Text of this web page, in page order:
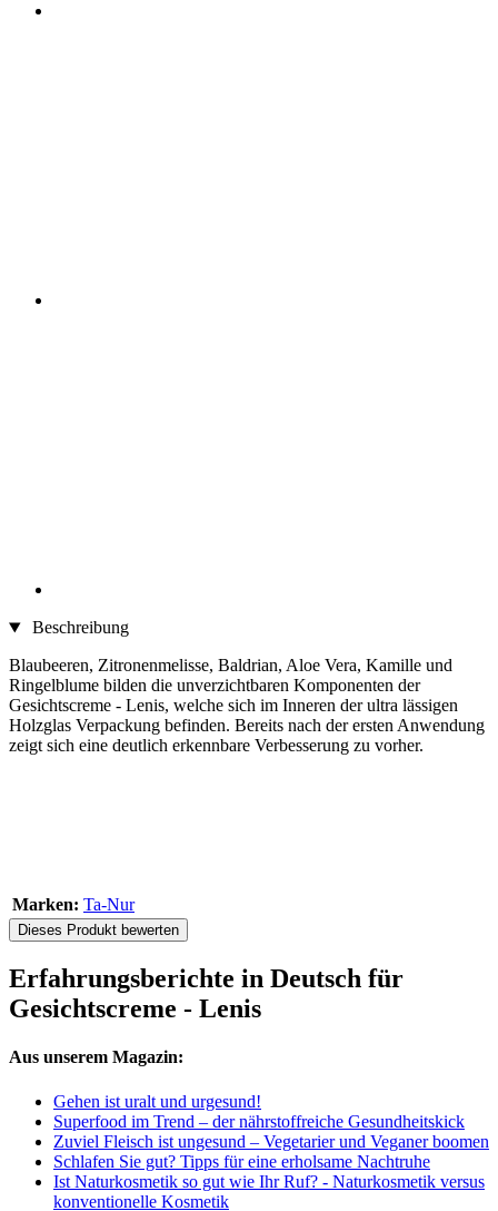
Beschreibung
Blaubeeren, Zitronenmelisse, Baldrian, Aloe Vera, Kamille und
Ringelblume bilden die unverzichtbaren Komponenten der
Gesichtscreme - Lenis, welche sich im Inneren der ultra lässigen
Holzglas Verpackung befinden. Bereits nach der ersten Anwendung
zeigt sich eine deutlich erkennbare Verbesserung zu vorher.
Marken: Ta-Nur
Dieses Produkt bewerten
Erfahrungsberichte in Deutsch für
Gesichtscreme - Lenis
Aus unserem Magazin:
Gehen ist uralt und urgesund!
Superfood im Trend – der nährstoffreiche Gesundheitskick
Zuviel Fleisch ist ungesund – Vegetarier und Veganer boomen
Schlafen Sie gut? Tipps für eine erholsame Nachtruhe
Ist Naturkosmetik so gut wie Ihr Ruf? - Naturkosmetik versus
konventionelle Kosmetik